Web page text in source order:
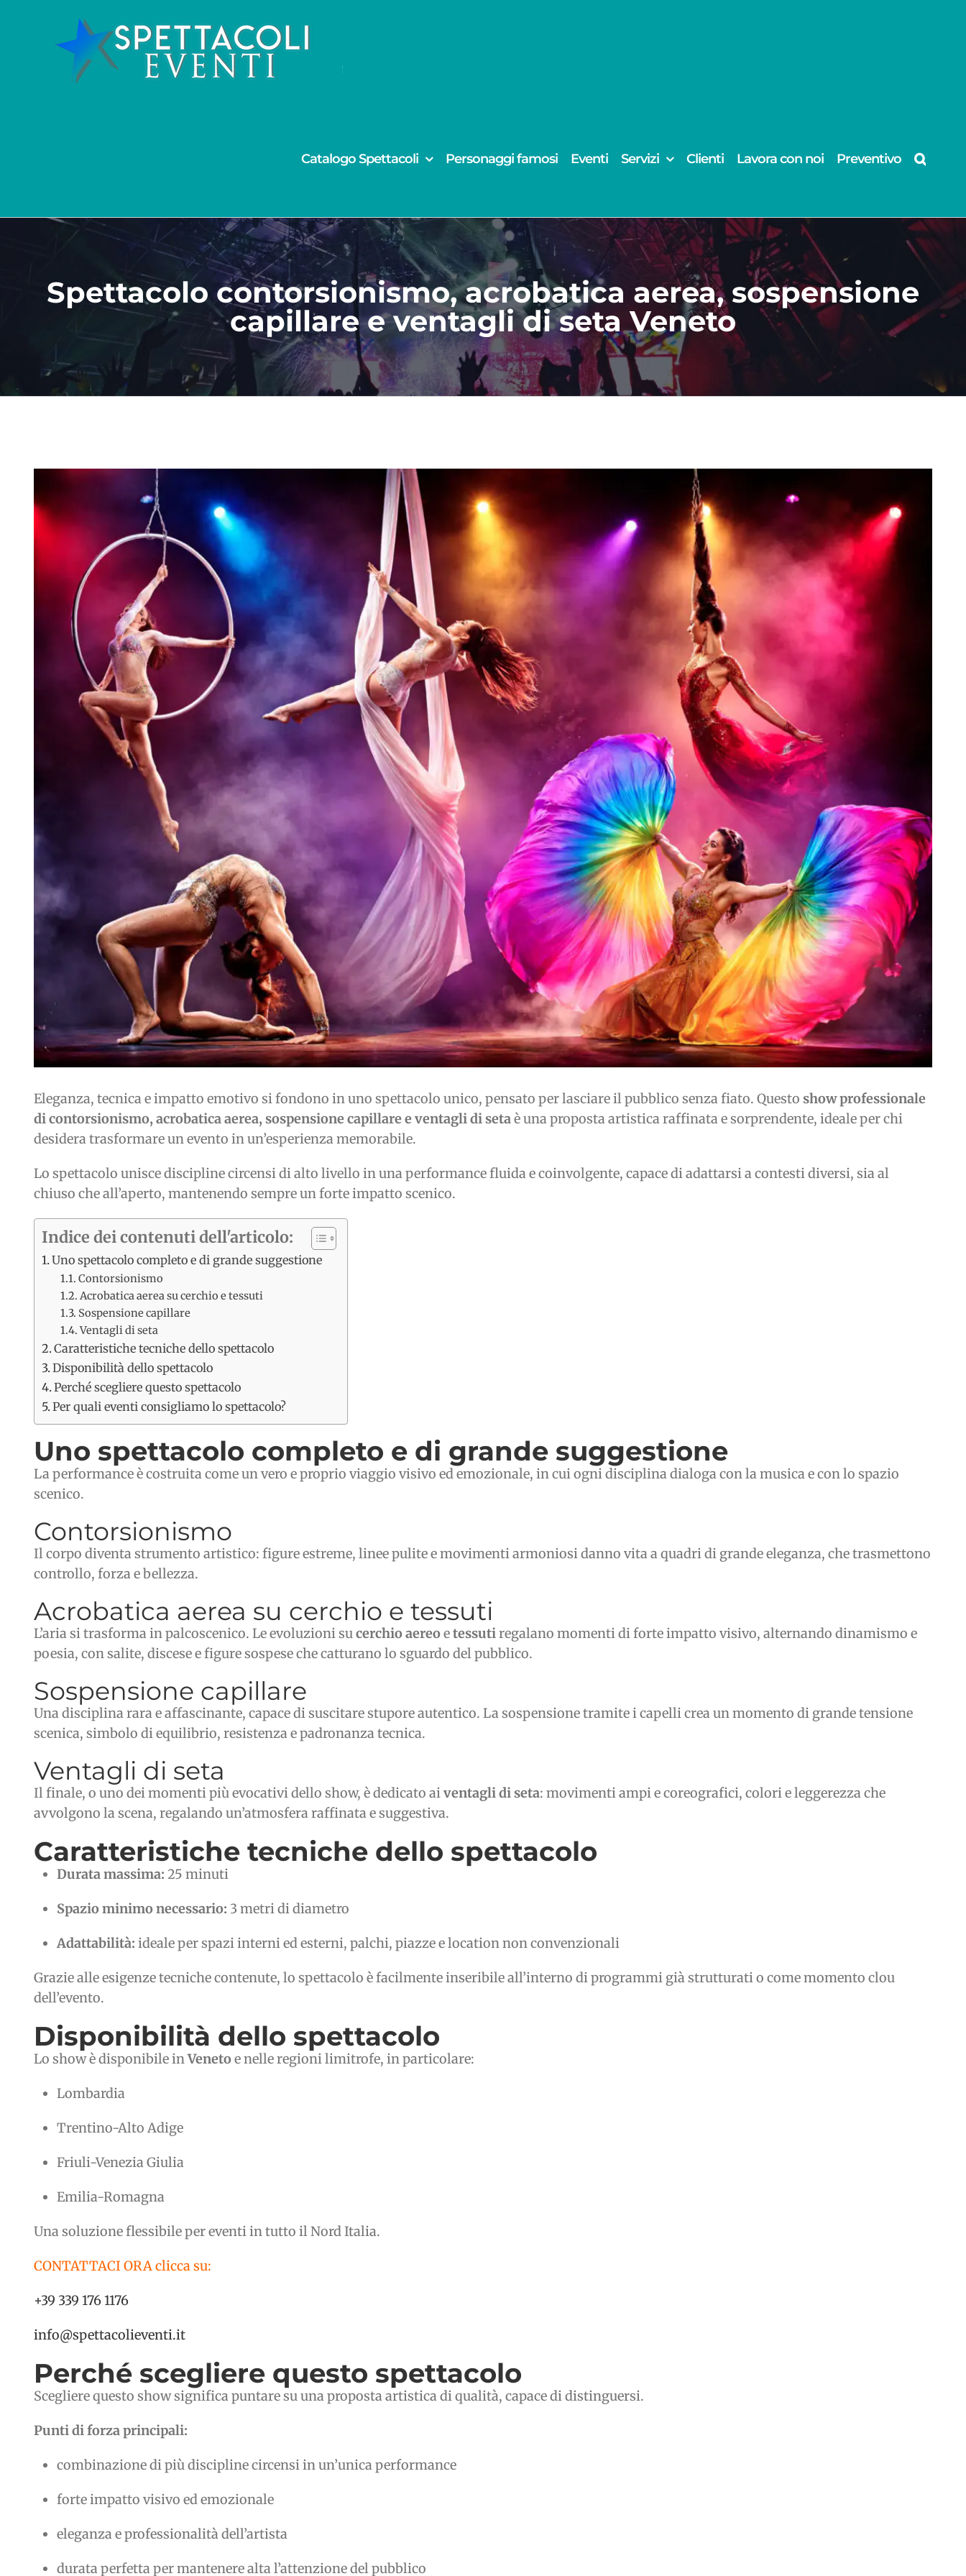
contenuto
Catalogo Spettacoli Personaggi famosi Eventi Servizi Clienti Lavora con noi Preventivo
Spettacolo contorsionismo, acrobatica aerea, sospensione
capillare e ventagli di seta Veneto
Ingrandisci
immagine
Eleganza, tecnica e impatto emotivo si fondono in uno spettacolo unico, pensato per lasciare il pubblico senza fiato. Questo show professionale
di contorsionismo, acrobatica aerea, sospensione capillare e ventagli di setaè una proposta artistica raffinata e sorprendente, ideale per chi
desidera trasformare un evento in un’esperienza memorabile.
Lo spettacolo unisce discipline circensi di alto livello in una performance fluida e coinvolgente, capace di adattarsi a contesti diversi, sia al
chiuso che all’aperto, mantenendo sempre un forte impatto scenico.
Indice dei contenuti dell'articolo:
Uno spettacolo completo e di grande suggestione
Contorsionismo
Acrobatica aerea su cerchio e tessuti
Sospensione capillare
Ventagli di seta
Caratteristiche tecniche dello spettacolo
Disponibilità dello spettacolo
Perché scegliere questo spettacolo
Per quali eventi consigliamo lo spettacolo?
Uno spettacolo completo e di grande suggestione
La performance è costruita come un vero e proprio viaggio visivo ed emozionale, in cui ogni disciplina dialoga con la musica e con lo spazio
scenico.
Contorsionismo
Il corpo diventa strumento artistico: figure estreme, linee pulite e movimenti armoniosi danno vita a quadri di grande eleganza, che trasmettono
controllo, forza e bellezza.
Acrobatica aerea su cerchio e tessuti
L’aria si trasforma in palcoscenico. Le evoluzioni sucerchio aereoetessutiregalano momenti di forte impatto visivo, alternando dinamismo e
poesia, con salite, discese e figure sospese che catturano lo sguardo del pubblico.
Sospensione capillare
Una disciplina rara e affascinante, capace di suscitare stupore autentico. La sospensione tramite i capelli crea un momento di grande tensione
scenica, simbolo di equilibrio, resistenza e padronanza tecnica.
Ventagli di seta
Il finale, o uno dei momenti più evocativi dello show, è dedicato aiventagli di seta: movimenti ampi e coreografici, colori e leggerezza che
avvolgono la scena, regalando un’atmosfera raffinata e suggestiva.
Caratteristiche tecniche dello spettacolo
Durata massima: 25 minuti
Spazio minimo necessario: 3 metri di diametro
Adattabilità: ideale per spazi interni ed esterni, palchi, piazze e location non convenzionali
Grazie alle esigenze tecniche contenute, lo spettacolo è facilmente inseribile all’interno di programmi già strutturati o come momento clou
dell’evento.
Disponibilità dello spettacolo
Lo show è disponibile inVenetoe nelle regioni limitrofe, in particolare:
Lombardia
Trentino-Alto Adige
Friuli-Venezia Giulia
Emilia-Romagna
Una soluzione flessibile per eventi in tutto il Nord Italia.
CONTATTACI ORA clicca su:
+39 339 176 1176
info@spettacolieventi.it
Perché scegliere questo spettacolo
Scegliere questo show significa puntare su una proposta artistica di qualità, capace di distinguersi.
Punti di forza principali:
combinazione di più discipline circensi in un’unica performance
forte impatto visivo ed emozionale
eleganza e professionalità dell’artista
durata perfetta per mantenere alta l’attenzione del pubblico